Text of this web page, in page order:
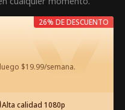
verlo.
$19.99/semana.
Alta calidad 1080p
26% DE DESCUENTO